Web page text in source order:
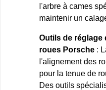
l'arbre à cames
maintenir un
Outils de réglage
roues Porsche :
l'alignement des
pour la tenue de
Des outils